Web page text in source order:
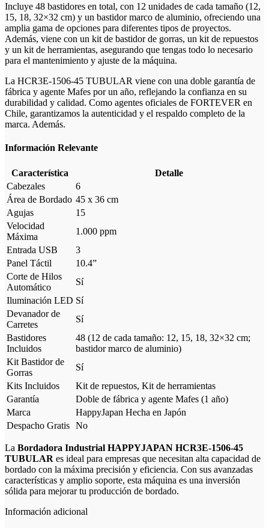
Incluye 48 bastidores en total, con 12 unidades de cada tamaño (12,
15, 18, 32×32 cm) y un bastidor marco de aluminio, ofreciendo una
amplia gama de opciones para diferentes tipos de proyectos.
Además, viene con un kit de bastidor de gorras, un kit de repuestos
y un kit de herramientas, asegurando que tengas todo lo necesario
para el mantenimiento y ajuste de la máquina.
La HCR3E-1506-45 TUBULAR viene con una doble garantía de
fábrica y agente Mafes por un año, reflejando la confianza en su
durabilidad y calidad. Como agentes oficiales de FORTEVER en
Chile, garantizamos la autenticidad y el respaldo completo de la
marca. Además.
Información Relevante
Característica
Detalle
Cabezales
6
Área de Bordado 45 x 36 cm
Agujas
15
Velocidad
Máxima
1.000 ppm
Entrada USB
3
Panel Táctil
10.4”
Corte de Hilos
Automático
Sí
Iluminación LED Sí
Devanador de
Carretes
Sí
Bastidores
Incluidos
48 (12 de cada tamaño: 12, 15, 18, 32×32 cm;
bastidor marco de aluminio)
Kit Bastidor de
Gorras
Sí
Kits Incluidos
Kit de repuestos, Kit de herramientas
Garantía
Doble de fábrica y agente Mafes (1 año)
Marca
HappyJapan Hecha en Japón
Despacho Gratis No
La Bordadora Industrial HAPPYJAPAN HCR3E-1506-45
TUBULAR es ideal para empresas que necesitan alta capacidad de
bordado con la máxima precisión y eficiencia. Con sus avanzadas
características y amplio soporte, esta máquina es una inversión
sólida para mejorar tu producción de bordado.
Información adicional